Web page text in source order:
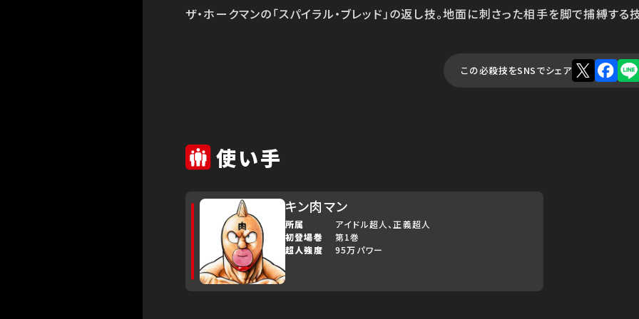
ザ・ホークマンの「スパイラル・ブレッド」の返し技。地面に刺さった相手を脚で捕縛する
この必殺技をSNSでシェア
使い手
キン肉マン
所属 アイドル超人
正義超人
初登場巻
第1巻
超人強度
95万パワー